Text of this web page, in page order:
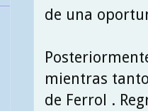
de una
mientras
de Ferrol .